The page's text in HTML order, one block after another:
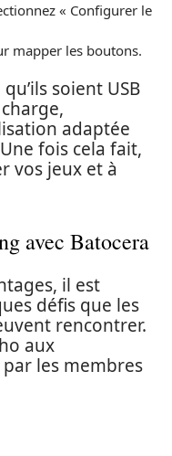
« Configurer le
mapper les boutons.
soient USB
adaptée
fois cela fait,
vos jeux et à
avec Batocera
il est
défis que les
rencontrer.
aux
les membres